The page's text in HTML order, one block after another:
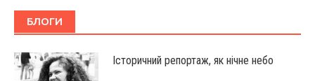
БЛОГИ
Історичний репортаж, як нічне небо